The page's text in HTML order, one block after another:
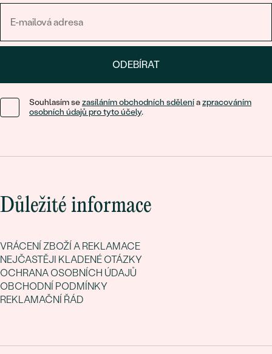
ODEBÍRAT
Souhlasím sezasíláním obchodních sděleníazpracováním
osobních údajů pro tyto účely.
Důležité informace
VRÁCENÍ ZBOŽÍ A REKLAMACE
NEJČASTĚJI KLADENÉ OTÁZKY
OCHRANA OSOBNÍCH ÚDAJŮ
OBCHODNÍ PODMÍNKY
REKLAMAČNÍ ŘÁD